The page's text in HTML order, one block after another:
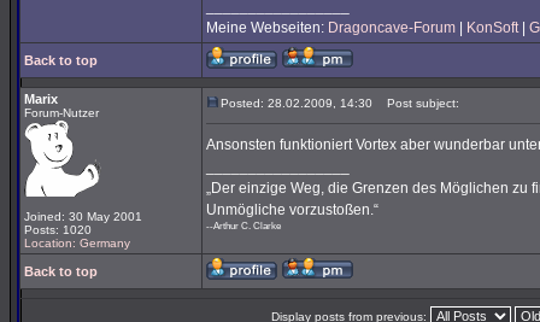
Meine Webseiten: Dragoncave-Forum KonSoft|
Back to top
Marix
Forum-Nutzer
Joined: 30 May 2001
Posts: 1020
Location: Germany
Posted: 28.02.2009, 14:30 Post subject:
Ansonsten funktioniert Vortex aber wunderbar
„Der einzige Weg, die Grenzen des Möglichen
Unmögliche vorzustoßen.“
--Arthur C. Clarke
Back to top
Display posts from previous: